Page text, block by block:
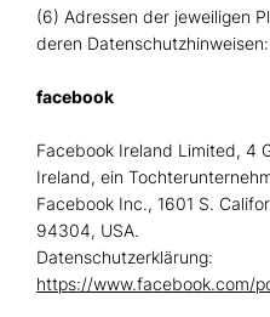
(6) Adressen der jeweiligen
deren Datenschutzhinweisen:
facebook
Facebook Ireland Limited, 4
Ireland, ein
Facebook Inc., 1601 S.
94304, USA.
Datenschutzerklärung:
https://www.facebook.com/